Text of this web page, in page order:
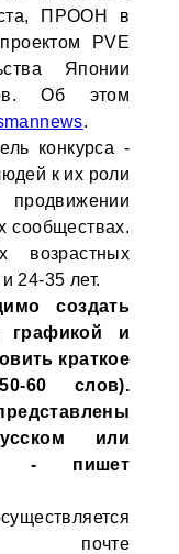
ПРООН в
PVE
Японии
Об этом
.
конкурса -
к их роли
сообществах.
возрастных
24-35 лет.
создать
графикой и
краткое
60 слов).
или
- пишет
почте